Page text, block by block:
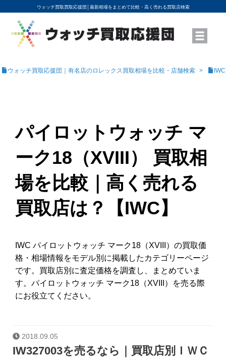
ウォッチ買取買取応援団│ 最新相場をまとめて比較・高く売れる買取店検索
YouTubeで動画を公開中
ROLEXモデル名から買取相場を調べる
高級時計ブランド名から買取相場を調べる
地域から買取店を探す
店舗名から買取店を探す
ブランド時計を高く売る方法
買取査定を依頼する
ウォッチ買取応援団｜有名店のロレックス買取相場を比較・店舗検索
パイロットウォッチ マ
ーク18（XVIII） 買取相
場を比較｜高く売れる
買取店は？【IWC】
IWC パイロットウォッチ マーク18（XVIII）の買取価
格・相場情報をモデル別に掲載したカテゴリーページ
です。買取店別に査定価格を調査し、まとめていま
す。パイロットウォッチ マーク18（XVIII）を売る際
にお役立てください。
2018.09.05
IW327003を売るなら｜買取店別ＩＷＣ